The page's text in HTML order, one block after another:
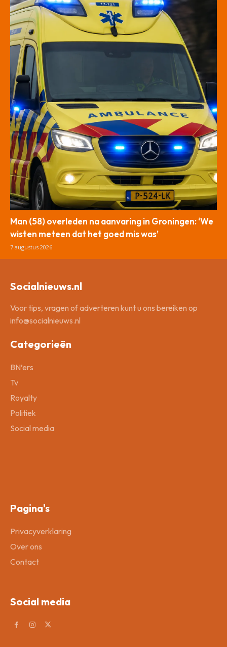
Man (58) overleden na aanvaring in Groningen: ‘We
wisten meteen dat het goed mis was’
7 augustus 2026
Socialnieuws.nl
Voor tips, vragen of adverteren kunt u ons bereiken op
info@socialnieuws.nl
Categorieën
BN’ers
Tv
Royalty
Politiek
Social media
Pagina's
Privacyverklaring
Over ons
Contact
Social media